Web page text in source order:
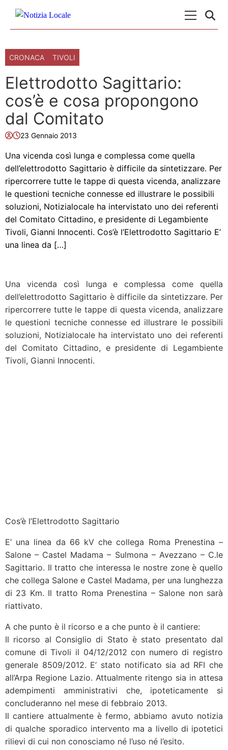
CRONACA TIVOLI
Elettrodotto Sagittario:
cos’è e cosa propongono
dal Comitato
23 Gennaio 2013
Una vicenda così lunga e complessa come quella
dell’elettrodotto Sagittario è difficile da sintetizzare. Per
ripercorrere tutte le tappe di questa vicenda, analizzare
le questioni tecniche connesse ed illustrare le possibili
soluzioni, Notizialocale ha intervistato uno dei referenti
del Comitato Cittadino, e presidente di Legambiente
Tivoli, Gianni Innocenti. Cos’è l’Elettrodotto Sagittario E’
una linea da […]
Una vicenda così lunga e complessa come quella
dell’elettrodotto Sagittario è difficile da sintetizzare. Per
ripercorrere tutte le tappe di questa vicenda, analizzare
le questioni tecniche connesse ed illustrare le possibili
soluzioni, Notizialocale ha intervistato uno dei referenti
del Comitato Cittadino, e presidente di Legambiente
Tivoli, Gianni Innocenti.
Cos’è l’Elettrodotto Sagittario
E’ una linea da 66 kV che collega Roma Prenestina –
Salone – Castel Madama – Sulmona – Avezzano – C.le
Sagittario. Il tratto che interessa le nostre zone è quello
che collega Salone e Castel Madama, per una lunghezza
di 23 Km. Il tratto Roma Prenestina – Salone non sarà
riattivato.
A che punto è il ricorso e a che punto è il cantiere:
Il ricorso al Consiglio di Stato è stato presentato dal
comune di Tivoli il 04/12/2012 con numero di registro
generale 8509/2012. E’ stato notificato sia ad RFI che
all’Arpa Regione Lazio. Attualmente ritengo sia in attesa
adempimenti amministrativi che, ipoteticamente si
concluderanno nel mese di febbraio 2013.
Il cantiere attualmente è fermo, abbiamo avuto notizia
di qualche sporadico intervento ma a livello di ipotetici
rilievi di cui non conosciamo né l’uso né l’esito.